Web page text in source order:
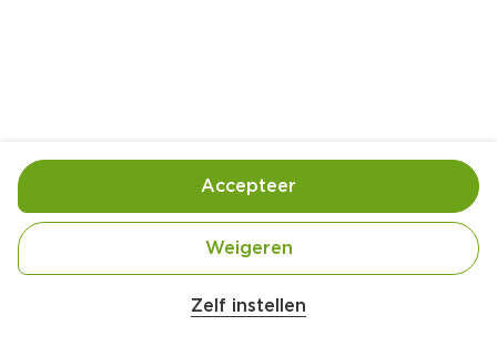
Per 2 st
Folat Papieren Bekers - Buzzing
Zelf instellen
Weigeren
Accepteer